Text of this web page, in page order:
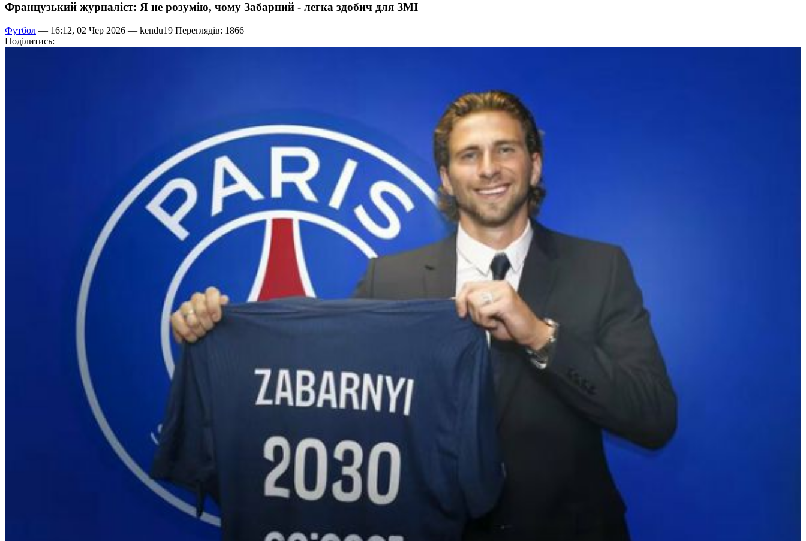
Французький журналіст: Я не розумію, чому Забарний - легка здобич для ЗМІ
Футбол — 16:12, 02 Чер 2026 — kendu19 Переглядів: 1866
Поділитись: